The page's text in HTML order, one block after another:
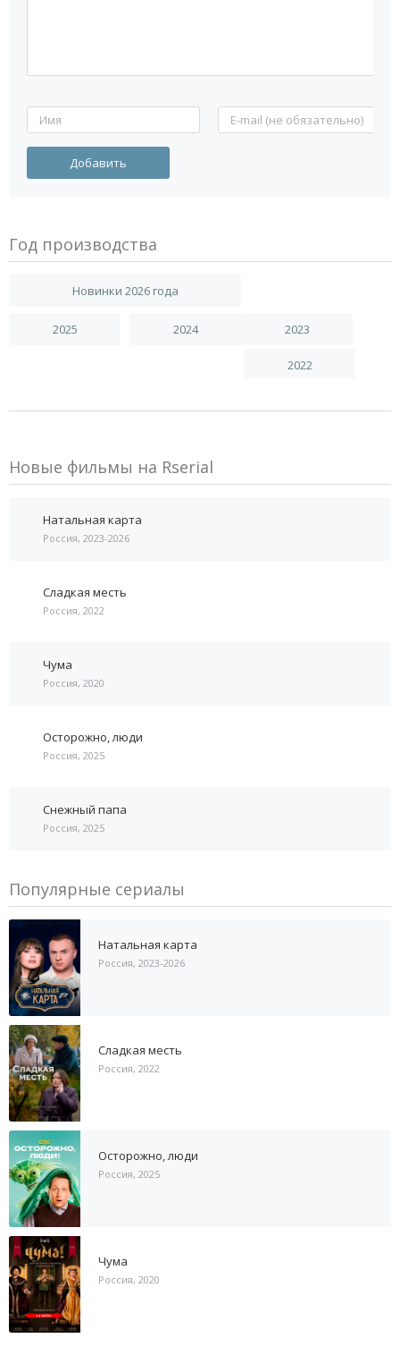
Год производства
Новинки 2026 года
2025 2024 2023
2022
Новые фильмы на Rserial
Натальная карта
Россия, 2023-2026
Сладкая месть
Россия, 2022
Чума
Россия, 2020
Осторожно, люди
Россия, 2025
Снежный папа
Россия, 2025
Популярные сериалы
Натальная карта
Россия, 2023-2026
Сладкая месть
Россия, 2022
Осторожно, люди
Россия, 2025
Чума
Россия, 2020